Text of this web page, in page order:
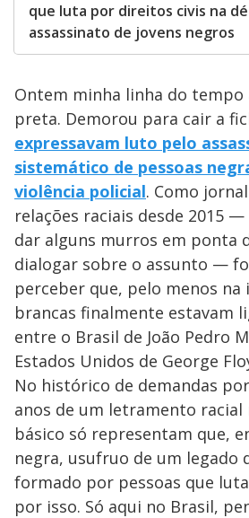
que luta por direitos civis na
assassinato de jovens negros
Ontem minha linha do tempo
preta. Demorou para cair a
expressavam luto pelo
sistemático de pessoas
violência policial. Como
relações raciais desde 2015
dar alguns murros em ponta
dialogar sobre o assunto —
perceber que, pelo menos
brancas finalmente estavam
entre o Brasil de João Pedro
Estados Unidos de George
No histórico de demandas
anos de um letramento
básico só representam que,
negra, usufruo de um legado
formado por pessoas que
por isso. Só aqui no Brasil,